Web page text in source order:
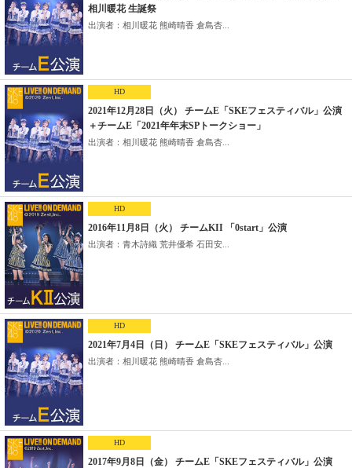
相川暖花 生誕祭
出演者：相川暖花 熊崎晴香 倉島杏...
HD
2021年12月28日（火） チームE「SKEフェスティバル」公演
＋チームE「2021年年末SPトークショー」
出演者：相川暖花 熊崎晴香 倉島杏...
HD
2016年11月8日（火） チームKII 「0start」公演
出演者：青木詩織 荒井優希 石田安...
HD
2021年7月4日（日） チームE「SKEフェスティバル」公演
出演者：相川暖花 熊崎晴香 倉島杏...
HD
2017年9月8日（金） チームE「SKEフェスティバル」公演